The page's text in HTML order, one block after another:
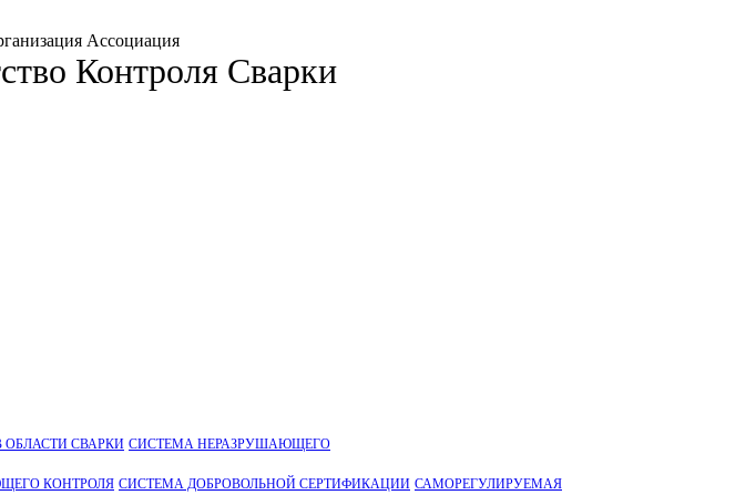
Ассоциация
Контроля Сварки
СВАРКИ СИСТЕМА НЕРАЗРУШАЮЩЕГО
КОНТРОЛЯ СИСТЕМА ДОБРОВОЛЬНОЙ CЕРТИФИКАЦИИ САМОРЕГУЛИРУЕМАЯ